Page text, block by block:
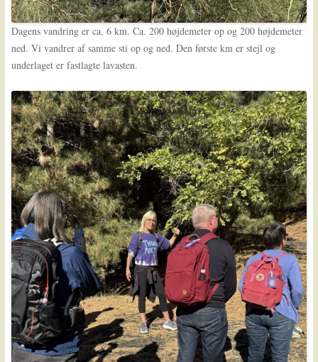
Dagens vandring er ca. 6 km. Ca. 200 højdemeter op og 200 højdemeter
ned. Vi vandrer af samme sti op og ned. Den første km er stejl og
underlaget er fastlagte lavasten.